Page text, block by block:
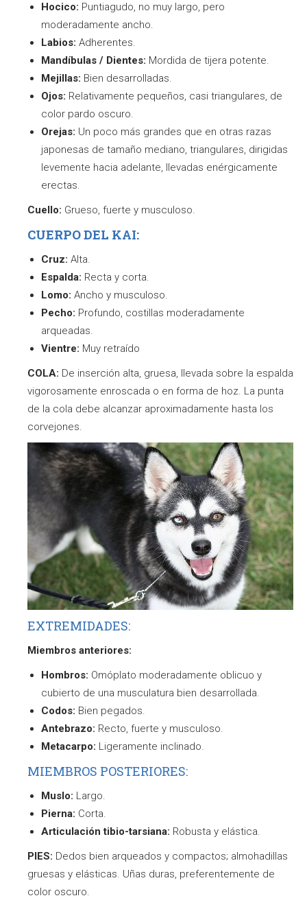
Hocico: Puntiagudo, no muy largo, pero
moderadamente ancho.
Labios: Adherentes.
Mandíbulas / Dientes: Mordida de tijera potente.
Mejillas: Bien desarrolladas.
Ojos: Relativamente pequeños, casi triangulares, de
color pardo oscuro.
Orejas: Un poco más grandes que en otras razas
japonesas de tamaño mediano, triangulares, dirigidas
levemente hacia adelante, llevadas enérgicamente
erectas.
Cuello: Grueso, fuerte y musculoso.
CUERPO DEL KAI:
Cruz: Alta.
Espalda: Recta y corta.
Lomo: Ancho y musculoso.
Pecho: Profundo, costillas moderadamente
arqueadas.
Vientre: Muy retraído
COLA: De inserción alta, gruesa, llevada sobre la espalda
vigorosamente enroscada o en forma de hoz. La punta
de la cola debe alcanzar aproximadamente hasta los
corvejones.
EXTREMIDADES:
Miembros anteriores:
Hombros: Omóplato moderadamente oblicuo y
cubierto de una musculatura bien desarrollada.
Codos: Bien pegados.
Antebrazo: Recto, fuerte y musculoso.
Metacarpo: Ligeramente inclinado.
MIEMBROS POSTERIORES:
Muslo: Largo.
Pierna: Corta.
Articulación tibio-tarsiana: Robusta y elástica.
PIES: Dedos bien arqueados y compactos; almohadillas
gruesas y elásticas. Uñas duras, preferentemente de
color oscuro.